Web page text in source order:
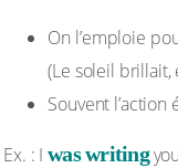
On l’emploie
(Le soleil
Souvent
Ex. : Iwas writing